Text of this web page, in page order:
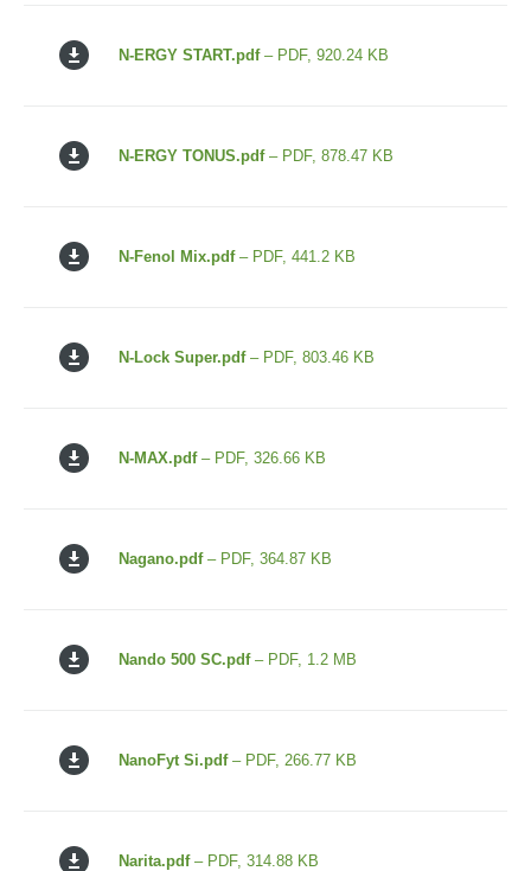
N-ERGY START.pdf– PDF, 920.24 KB
N-ERGY TONUS.pdf– PDF, 878.47 KB
N-Fenol Mix.pdf– PDF, 441.2 KB
N-Lock Super.pdf– PDF, 803.46 KB
N-MAX.pdf– PDF, 326.66 KB
Nagano.pdf– PDF, 364.87 KB
Nando 500 SC.pdf– PDF, 1.2 MB
NanoFyt Si.pdf– PDF, 266.77 KB
Narita.pdf– PDF, 314.88 KB